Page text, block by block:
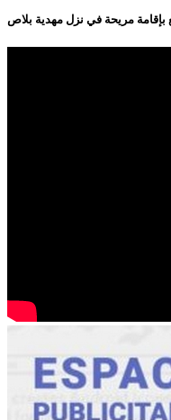
بإقامة مريحة في نزل مهدية بلاص